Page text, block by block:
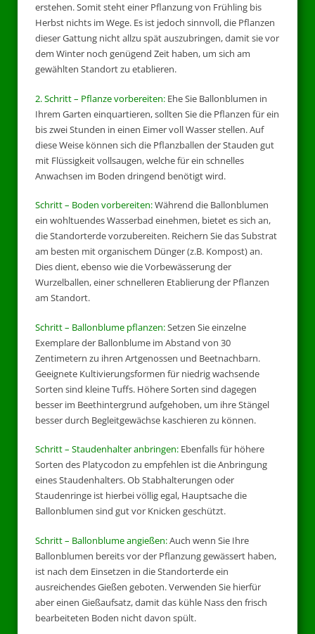
erstehen. Somit steht einer Pflanzung von Frühling bis
Herbst nichts im Wege. Es ist jedoch sinnvoll, die Pflanzen
dieser Gattung nicht allzu spät auszubringen, damit sie vor
dem Winter noch genügend Zeit haben, um sich am
gewählten Standort zu etablieren.
2. Schritt – Pflanze vorbereiten: Ehe Sie Ballonblumen in
Ihrem Garten einquartieren, sollten Sie die Pflanzen für ein
bis zwei Stunden in einen Eimer voll Wasser stellen. Auf
diese Weise können sich die Pflanzballen der Stauden gut
mit Flüssigkeit vollsaugen, welche für ein schnelles
Anwachsen im Boden dringend benötigt wird.
Schritt – Boden vorbereiten:Während die Ballonblumen
ein wohltuendes Wasserbad einehmen, bietet es sich an,
die Standorterde vorzubereiten. Reichern Sie das Substrat
am besten mit organischem Dünger (z.B. Kompost) an.
Dies dient, ebenso wie die Vorbewässerung der
Wurzelballen, einer schnelleren Etablierung der Pflanzen
am Standort.
Schritt – Ballonblume pflanzen:Setzen Sie einzelne
Exemplare der Ballonblume im Abstand von 30
Zentimetern zu ihren Artgenossen und Beetnachbarn.
Geeignete Kultivierungsformen für niedrig wachsende
Sorten sind kleine Tuffs. Höhere Sorten sind dagegen
besser im Beethintergrund aufgehoben, um ihre Stängel
besser durch Begleitgewächse kaschieren zu können.
Schritt – Staudenhalter anbringen: Ebenfalls für höhere
Sorten des Platycodon zu empfehlen ist die Anbringung
eines Staudenhalters. Ob Stabhalterungen oder
Staudenringe ist hierbei völlig egal, Hauptsache die
Ballonblumen sind gut vor Knicken geschützt.
Schritt – Ballonblume angießen:Auch wenn Sie Ihre
Ballonblumen bereits vor der Pflanzung gewässert haben,
ist nach dem Einsetzen in die Standorterde ein
ausreichendes Gießen geboten. Verwenden Sie hierfür
aber einen Gießaufsatz, damit das kühle Nass den frisch
bearbeiteten Boden nicht davon spült.